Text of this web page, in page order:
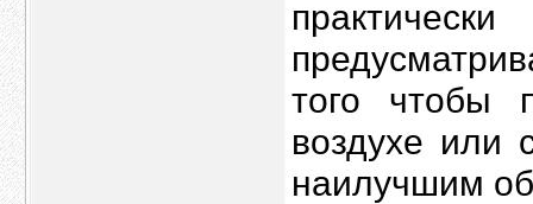
того чтобы
воздухе или
наилучшим